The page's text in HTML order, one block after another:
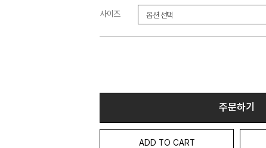
사이즈
주문하기
ADD TO CART